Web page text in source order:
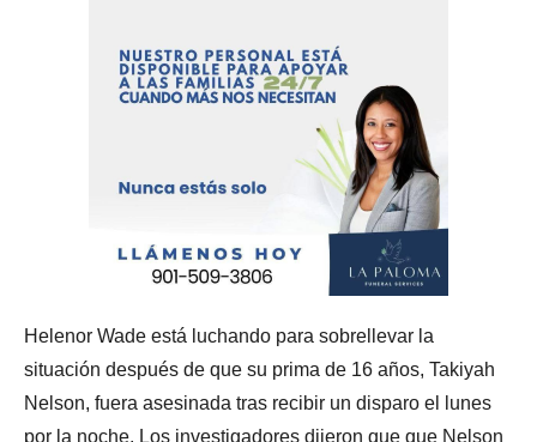
Helenor Wade está luchando para sobrellevar la
situación después de que su prima de 16 años, Takiyah
Nelson, fuera asesinada tras recibir un disparo el lunes
por la noche. Los investigadores dijeron que que Nelson